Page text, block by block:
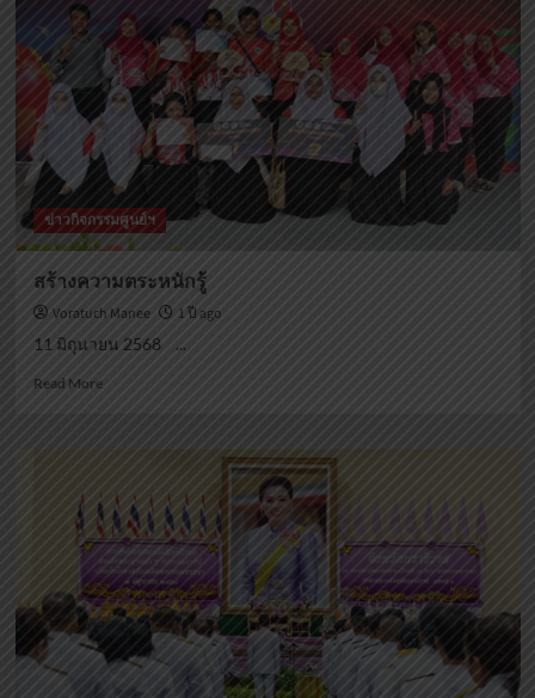
ข่าวกิจกรรมศูนย์ฯ
สร้างความตระหนักรู้
Voratuch Manee
1 ปี ago
11 มิถุนายน 2568 ...
Read MoreRead
สร้าง
ตระหนัก